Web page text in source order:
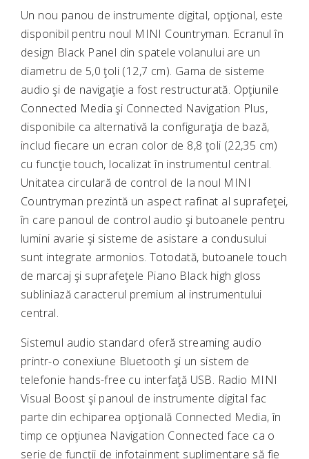
Un nou panou de instrumente digital, opţional, este
disponibil pentru noul MINI Countryman. Ecranul în
design Black Panel din spatele volanului are un
diametru de 5,0 ţoli (12,7 cm). Gama de sisteme
audio şi de navigaţie a fost restructurată. Opţiunile
Connected Media şi Connected Navigation Plus,
disponibile ca alternativă la configuraţia de bază,
includ fiecare un ecran color de 8,8 ţoli (22,35 cm)
cu funcţie touch, localizat în instrumentul central.
Unitatea circulară de control de la noul MINI
Countryman prezintă un aspect rafinat al suprafeţei,
în care panoul de control audio şi butoanele pentru
lumini avarie şi sisteme de asistare a condusului
sunt integrate armonios. Totodată, butoanele touch
de marcaj şi suprafeţele Piano Black high gloss
subliniază caracterul premium al instrumentului
central.
Sistemul audio standard oferă streaming audio
printr-o conexiune Bluetooth şi un sistem de
telefonie hands-free cu interfaţă USB. Radio MINI
Visual Boost şi panoul de instrumente digital fac
parte din echiparea opţională Connected Media, în
timp ce opţiunea Navigation Connected face ca o
serie de funcţii de infotainment suplimentare să fie